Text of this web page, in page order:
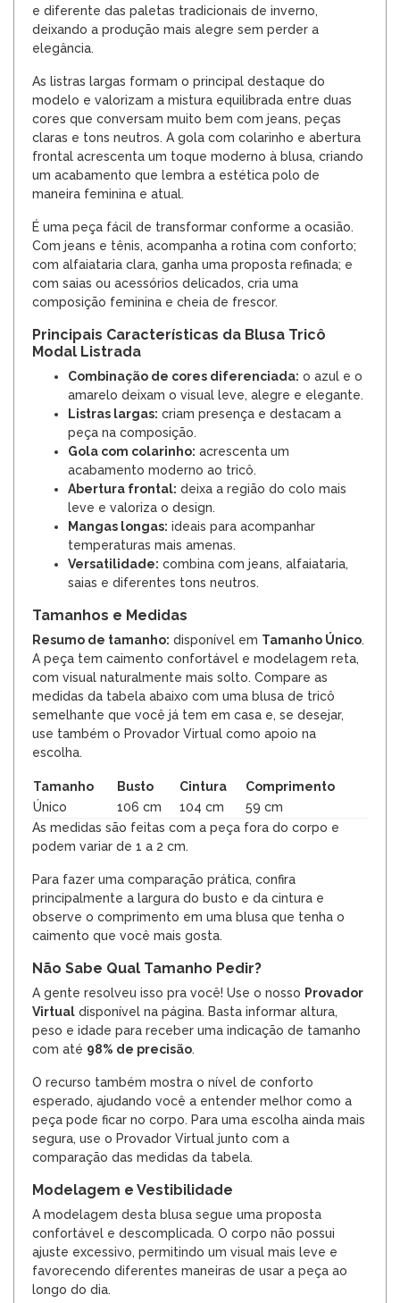
e diferente das paletas tradicionais de inverno,
deixando a produção mais alegre sem perder a
elegância.
As listras largas formam o principal destaque do
modelo e valorizam a mistura equilibrada entre duas
cores que conversam muito bem com jeans, peças
claras e tons neutros. A gola com colarinho e abertura
frontal acrescenta um toque moderno à blusa, criando
um acabamento que lembra a estética polo de
maneira feminina e atual.
É uma peça fácil de transformar conforme a ocasião.
Com jeans e tênis, acompanha a rotina com conforto;
com alfaiataria clara, ganha uma proposta refinada; e
com saias ou acessórios delicados, cria uma
composição feminina e cheia de frescor.
Principais Características da Blusa Tricô
Modal Listrada
Combinação de cores diferenciada: o azul e o
amarelo deixam o visual leve, alegre e elegante.
Listras largas: criam presença e destacam a
peça na composição.
Gola com colarinho: acrescenta um
acabamento moderno ao tricô.
Abertura frontal: deixa a região do colo mais
leve e valoriza o design.
Mangas longas: ideais para acompanhar
temperaturas mais amenas.
Versatilidade: combina com jeans, alfaiataria,
saias e diferentes tons neutros.
Tamanhos e Medidas
Resumo de tamanho: disponível em Tamanho Único.
A peça tem caimento confortável e modelagem reta,
com visual naturalmente mais solto. Compare as
medidas da tabela abaixo com uma blusa de tricô
semelhante que você já tem em casa e, se desejar,
use também o Provador Virtual como apoio na
escolha.
Tamanho Busto Cintura
Comprimento
Único
106 cm 104 cm
59 cm
As medidas são feitas com a peça fora do corpo e
podem variar de 1 a 2 cm.
Para fazer uma comparação prática, confira
principalmente a largura do busto e da cintura e
observe o comprimento em uma blusa que tenha o
caimento que você mais gosta.
Não Sabe Qual Tamanho Pedir?
A gente resolveu isso pra você! Use o nosso Provador
Virtual disponível na página. Basta informar altura,
peso e idade para receber uma indicação de tamanho
com até 98% de precisão.
O recurso também mostra o nível de conforto
esperado, ajudando você a entender melhor como a
peça pode ficar no corpo. Para uma escolha ainda mais
segura, use o Provador Virtual junto com a
comparação das medidas da tabela.
Modelagem e Vestibilidade
A modelagem desta blusa segue uma proposta
confortável e descomplicada. O corpo não possui
ajuste excessivo, permitindo um visual mais leve e
favorecendo diferentes maneiras de usar a peça ao
longo do dia.